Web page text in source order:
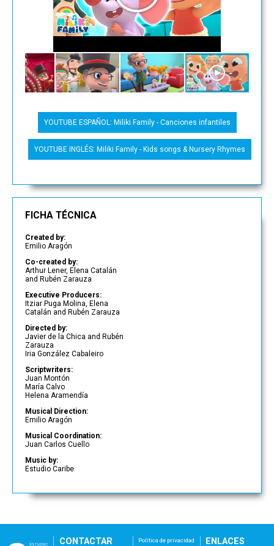
YOUTUBE ESPAÑOL: Miliki Family - Canciones infantiles
YOUTUBE INGLÉS: Miliki Family - Kids songs & Nursery Rhymes
FICHA TÉCNICA
Created by:
Emilio Aragón
Co-created by:
Arthur Lener, Elena Catalán
and Rubén Zarauza
Executive Producers:
Itziar Puga Molina, Elena
Catalán and Rubén Zarauza
Directed by:
Javier de la Chica and Rubén
Zarauza
Iria González Cabaleiro
Scriptwriters:
Juan Montón
María Calvo
Helena Aramendía
Musical Direction:
Emilio Aragón
Musical Coordination:
Juan Carlos Cuello
Music by:
Estudio Caribe
CONTACTAR Política de privacidad ENLACES